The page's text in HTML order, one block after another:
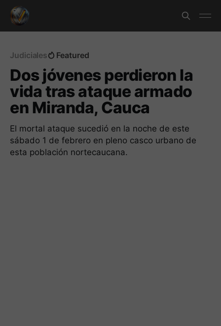
Judiciales Featured
Dos jóvenes perdieron la
vida tras ataque armado
en Miranda, Cauca
El mortal ataque sucedió en la noche de este
sábado 1 de febrero en pleno casco urbano de
esta población nortecaucana.